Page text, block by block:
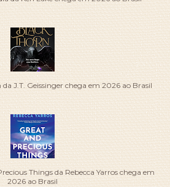
J.T. Geissinger chega em 2026 ao Brasil
Things da Rebecca Yarros chega em
2026 ao Brasil